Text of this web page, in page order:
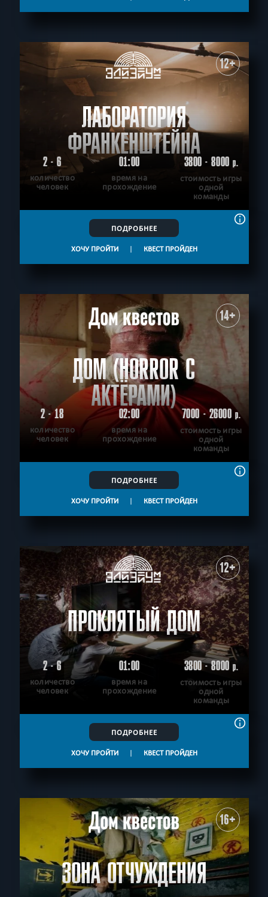
12+
ЛАБОРАТОРИЯ
ФРАНКЕНШТЕЙНА
2 - 6
количество
человек
01:00
время на
прохождение
3800 - 8000р.
стоимость игры
одной
команды
ПОДРОБНЕЕ
ХОЧУ ПРОЙТИ | КВЕСТ ПРОЙДЕН
14+
ДОМ (HORROR С
АКТЁРАМИ)
2 - 18
количество
человек
02:00
время на
прохождение
7000 - 26000р.
стоимость игры
одной
команды
ПОДРОБНЕЕ
ХОЧУ ПРОЙТИ | КВЕСТ ПРОЙДЕН
12+
ПРОКЛЯТЫЙ ДОМ
2 - 6
количество
человек
01:00
время на
прохождение
3800 - 8000р.
стоимость игры
одной
команды
ПОДРОБНЕЕ
ХОЧУ ПРОЙТИ | КВЕСТ ПРОЙДЕН
16+
ЗОНА ОТЧУЖДЕНИЯ